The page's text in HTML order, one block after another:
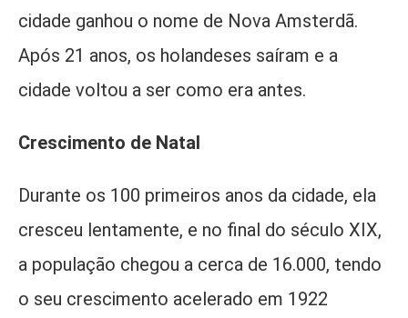
cidade ganhou o nome de Nova Amsterdã.
Após 21 anos, os holandeses saíram e a
cidade voltou a ser como era antes.
Crescimento de Natal
Durante os 100 primeiros anos da cidade, ela
cresceu lentamente, e no final do século XIX,
a população chegou a cerca de 16.000, tendo
o seu crescimento acelerado em 1922